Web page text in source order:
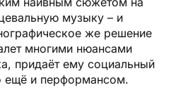
музыку – и
же решение
многими нюансами
придаёт ему социальный
ещё и перформансом.